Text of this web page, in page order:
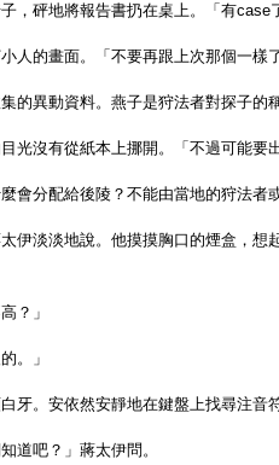
，砰地將報告書扔在桌上。「有case
人的畫面。「不要再跟上次那個一樣
的異動資料。燕子是狩法者對探子的稱
光沒有從紙本上挪開。「不過可能要
會分配給後陵？不能由當地的狩法者
太伊淡淡地說。他摸摸胸口的煙盒，
？」
。」
牙。安依然安靜地在鍵盤上找尋注音符
道吧？」蔣太伊問。